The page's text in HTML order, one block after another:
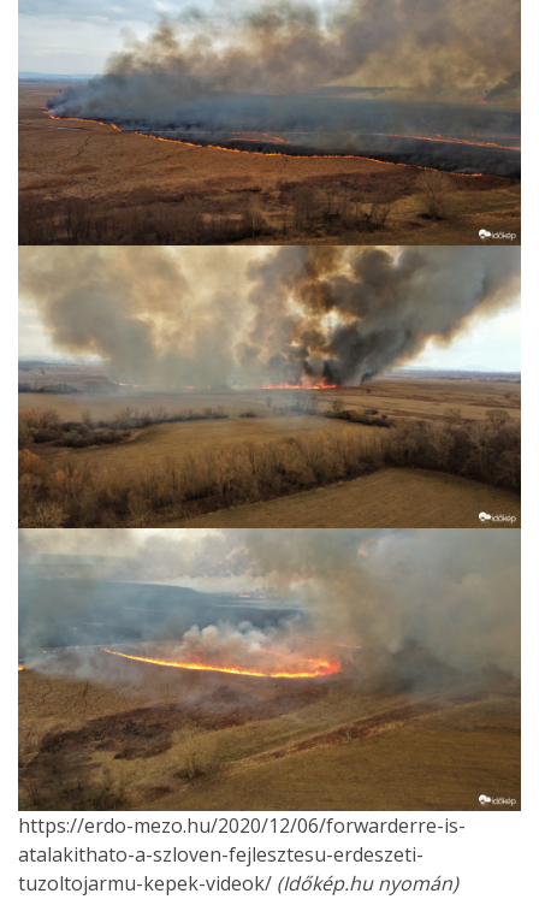
https://erdo-mezo.hu/2020/12/06/forwarderre-is-
atalakithato-a-szloven-fejlesztesu-erdeszeti-
tuzoltojarmu-kepek-videok/ (Időkép.hu nyomán)